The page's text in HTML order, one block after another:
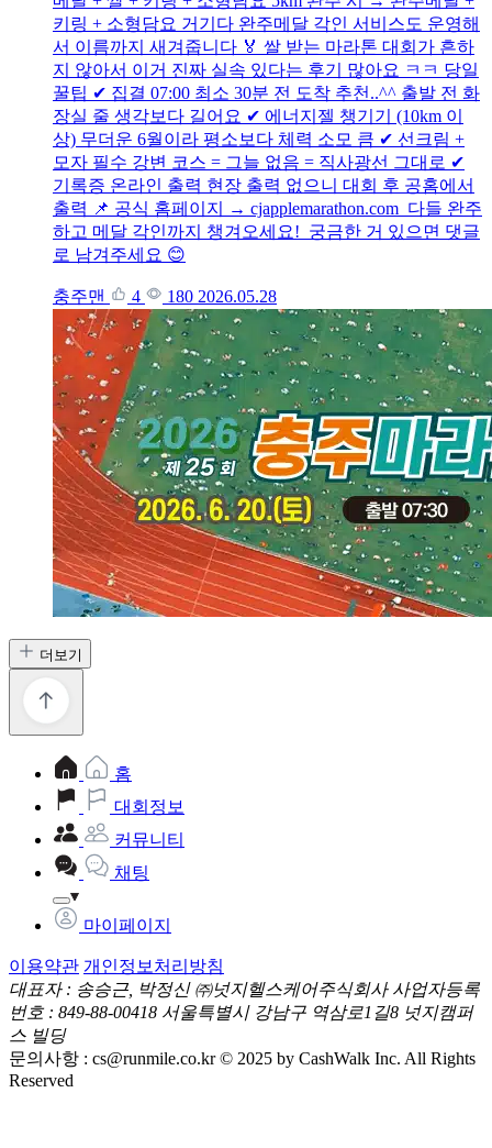
키링 + 소형담요 거기다 완주메달 각인 서비스도 운영해
서 이름까지 새겨줍니다 🏅 쌀 받는 마라톤 대회가 흔하
지 않아서 이거 진짜 실속 있다는 후기 많아요 ㅋㅋ 당일
꿀팁 ✔ 집결 07:00 최소 30분 전 도착 추천..^^ 출발 전 화
장실 줄 생각보다 길어요 ✔ 에너지젤 챙기기 (10km 이
상) 무더운 6월이라 평소보다 체력 소모 큼 ✔ 선크림 +
모자 필수 강변 코스 = 그늘 없음 = 직사광선 그대로 ✔
기록증 온라인 출력 현장 출력 없으니 대회 후 공홈에서
출력 📌 공식 홈페이지 → cjapplemarathon.com 다들 완주
하고 메달 각인까지 챙겨오세요! 궁금한 거 있으면 댓글
로 남겨주세요 😊
충주맨 4 180 2026.05.28
더보기
홈
대회정보
커뮤니티
채팅
마이페이지
이용약관 개인정보처리방침
대표자 : 송승근, 박정신 ㈜넛지헬스케어주식회사 사업자등록
번호 : 849-88-00418 서울특별시 강남구 역삼로1길8 넛지캠퍼
스 빌딩
문의사항 : cs@runmile.co.kr © 2025 by CashWalk Inc. All Rights
Reserved